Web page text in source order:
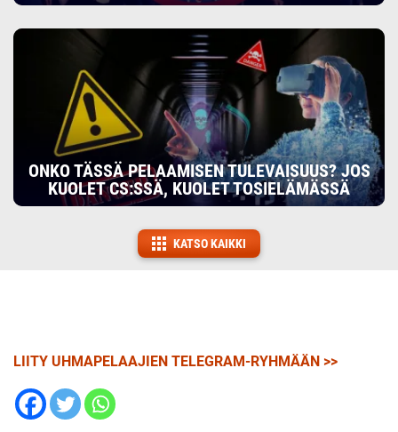
ONKO TÄSSÄ PELAAMISEN TULEVAISUUS? JOS
KUOLET CS:SSÄ, KUOLET TOSIELÄMÄSSÄ
KATSO KAIKKI
LIITY UHMAPELAAJIEN TELEGRAM-RYHMÄÄN >>